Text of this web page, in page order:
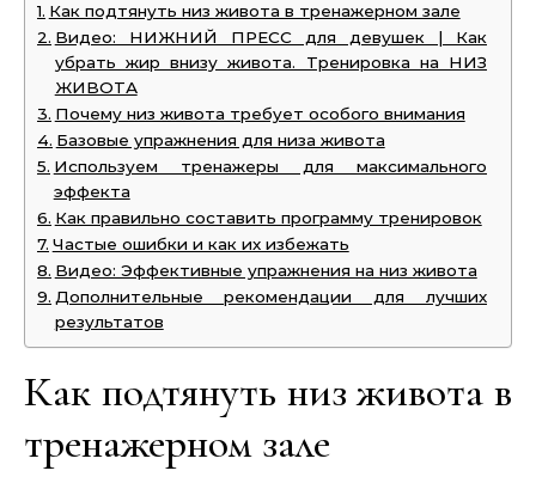
Как подтянуть низ живота в тренажерном зале
Видео: НИЖНИЙ ПРЕСС для девушек | Как
убрать жир внизу живота. Тренировка на НИЗ
ЖИВОТА
Почему низ живота требует особого внимания
Базовые упражнения для низа живота
Используем тренажеры для максимального
эффекта
Как правильно составить программу тренировок
Частые ошибки и как их избежать
Видео: Эффективные упражнения на низ живота
Дополнительные рекомендации для лучших
результатов
Как подтянуть низ живота в
тренажерном зале